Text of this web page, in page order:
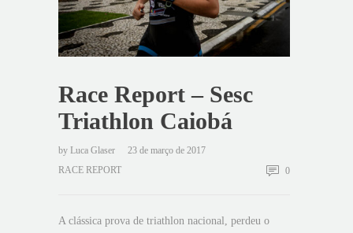
Race Report – Sesc
Triathlon Caiobá
by Luca Glaser
23 de março de 2017
RACE REPORT
0
A clássica prova de triathlon nacional, perdeu o